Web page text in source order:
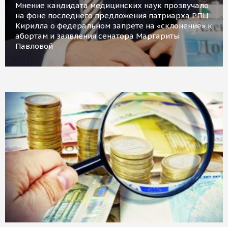
Мнение кандидата медицинских наук прозвучало
на фоне последнего предложения патриарха РПЦ
Кирилла о федеральном запрете на «склонение» к
абортам и заявления сенатора Маргариты
Павловой